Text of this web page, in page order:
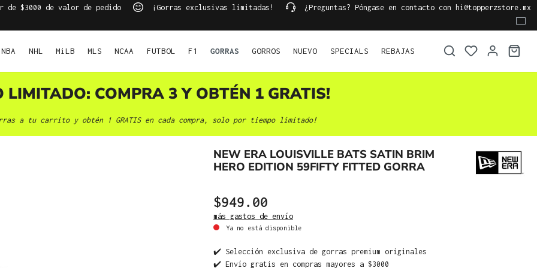
$3000 de valor de pedido ¡Gorras exclusivas limitadas! ¿Preguntas? Póngase en contacto con hi@topperzstore.mx
NBA NHL MiLB MLS NCAA FUTBOL F1 GORRAS GORROS NUEVO SPECIALS REBAJAS
LIMITADO: COMPRA 3 Y OBTÉN 1 GRATIS!
a tu carrito y obtén 1 GRATIS en cada compra, solo por tiempo limitado!
NEW ERA LOUISVILLE BATS SATIN BRIM
HERO EDITION 59FIFTY FITTED GORRA
$949.00
más gastos de envío
Ya no está disponible
✔️ Selección exclusiva de gorras premium originales
✔️ Envío gratis en compras mayores a $3000